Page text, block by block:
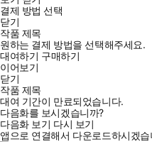
결제 방법 선택
닫기
작품 제목
원하는 결제 방법을 선택해주세요.
대여하기 구매하기
이어보기
닫기
작품 제목
대여 기간이 만료되었습니다.
다음화를 보시겠습니까?
다음화 보기 다시 보기
앱으로 연결해서 다운로드하시겠습